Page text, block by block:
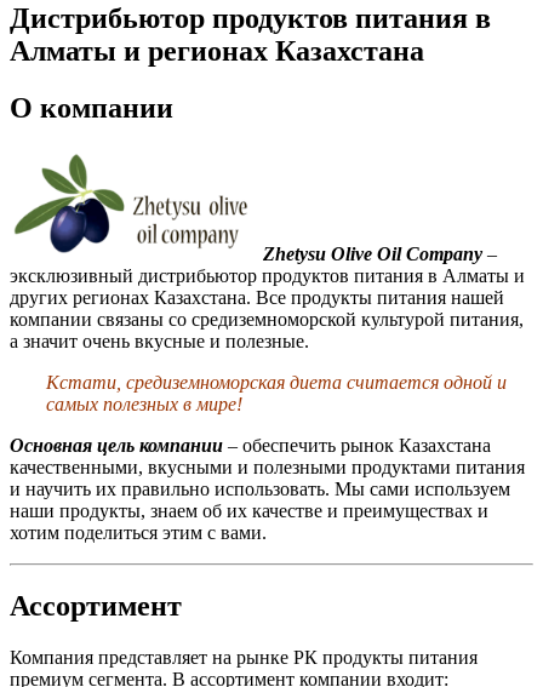
Дистрибьютор продуктов питания в
Алматы и регионах Казахстана
О компании
Zhetysu Olive Oil Company –
эксклюзивный дистрибьютор продуктов питания в Алматы и
других регионах Казахстана. Все продукты питания нашей
компании связаны со средиземноморской культурой питания,
а значит очень вкусные и полезные.
Кстати, средиземноморская диета считается одной и
самых полезных в мире!
Основная цель компании – обеспечить рынок Казахстана
качественными, вкусными и полезными продуктами питания
и научить их правильно использовать. Мы сами используем
наши продукты, знаем об их качестве и преимуществах и
хотим поделиться этим с вами.
Ассортимент
Компания представляет на рынке РК продукты питания
премиум сегмента. В ассортимент компании входит: